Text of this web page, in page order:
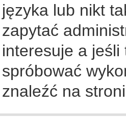
języka lub nikt
zapytać
interesuje a jeśli
spróbować
znaleźć na